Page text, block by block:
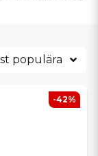
i tid på er Aixam
populära
-42%